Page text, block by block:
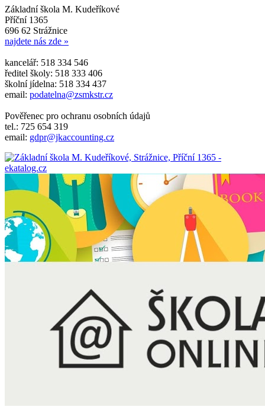
Základní škola M. Kudeříkové
Příční 1365
696 62 Strážnice
najdete nás zde »
kancelář: 518 334 546
ředitel školy: 518 333 406
školní jídelna: 518 334 437
email: podatelna@zsmkstr.cz
Pověřenec pro ochranu osobních údajů
tel.: 725 654 319
email: gdpr@jkaccounting.cz